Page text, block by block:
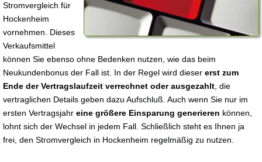
Stromvergleich für
Hockenheim
vornehmen. Dieses
Verkaufsmittel
können Sie ebenso ohne Bedenken nutzen, wie das beim
Neukundenbonus der Fall ist. In der Regel wird dieser erst zum
Ende der Vertragslaufzeit verrechnet oder ausgezahlt , die
vertraglichen Details geben dazu Aufschluß. Auch wenn Sie nur im
ersten Vertragsjahr eine größere Einsparung generieren können,
lohnt sich der Wechsel in jedem Fall. Schließlich steht es Ihnen ja
frei, den Stromvergleich in Hockenheim regelmäßig zu nutzen.